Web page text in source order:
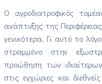
Ο αγροδιατροφικός
ανάπτυξης της
γενικότερα. Γι αυτό το
στραμμένο στην
προώθηση των
στις εγχώριες και